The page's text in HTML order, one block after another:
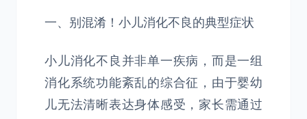
一、别混淆！小儿消化不良的典型症状
小儿消化不良并非单一疾病，而是一组
消化系统功能紊乱的综合征，由于婴幼
儿无法清晰表达身体感受，家长需通过